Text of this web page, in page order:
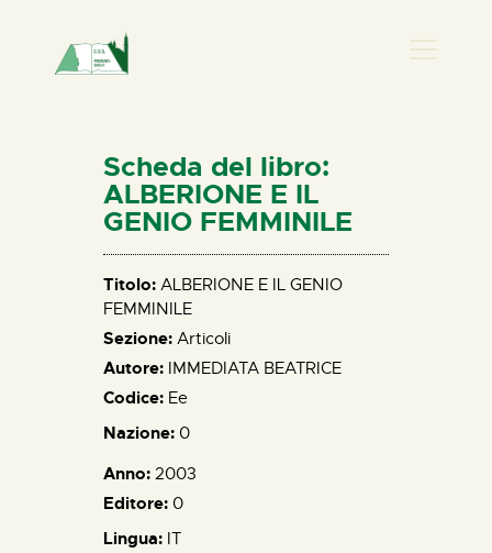
HOME
CHI SIAMO
NEWS
PERCORSI
BIBLIOTECA
ELISA SALERNO
CONTATTI
Scheda del libro:
ALBERIONE E IL
GENIO FEMMINILE
Titolo: ALBERIONE E IL GENIO
FEMMINILE
Sezione: Articoli
Autore: IMMEDIATA BEATRICE
Codice: Ee
Nazione: 0
Anno: 2003
Editore: 0
Lingua: IT